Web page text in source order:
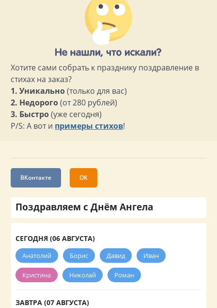
Хотите сами собрать к празднику поздравление в
стихах на заказ?
1. Уникально(только для вас)
2. Недорого(от 280 рублей)
3. Быстро(уже сегодня)
P/S: А вот и примеры стихов!
ВКонтакте ОК
Поздравляем с Днём Ангела
СЕГОДНЯ (06 АВГУСТА)
Анатолий Борис Давид Иван
Кристина Николай Роман
ЗАВТРА (07 АВГУСТА)